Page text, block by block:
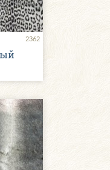
2362